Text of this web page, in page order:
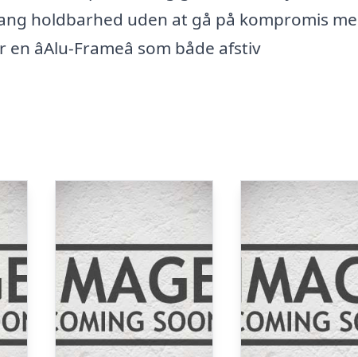
holdbarhed uden at gå på kompromis
âAlu-Frameâ som både afstiv